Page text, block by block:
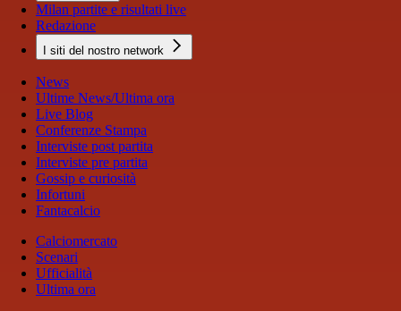
Milan partite e risultati live
Redazione
I siti del nostro network
News
Ultime News/Ultima ora
Live Blog
Conferenze Stampa
Interviste post partita
Interviste pre partita
Gossip e curiosità
Infortuni
Fantacalcio
Calciomercato
Scenari
Ufficialità
Ultima ora